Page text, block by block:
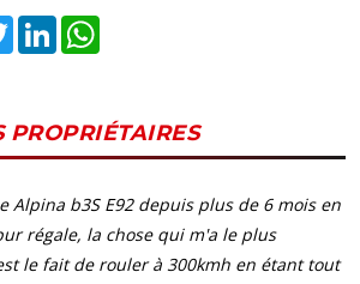
TwitterLinkedIn
PROPRIÉTAIRES
Alpina b3S E92 depuis plus de 6 mois en
régale, la chose qui m'a le plus
le fait de rouler à 300kmh en étant tout